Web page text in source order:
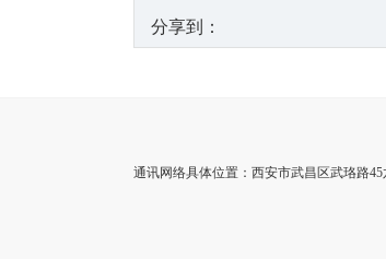
分享到：
通讯网络具体位置：西安市武昌区武珞路